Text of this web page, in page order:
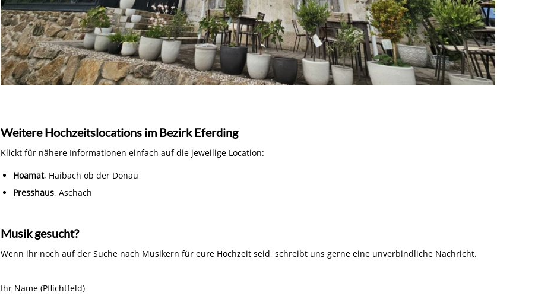
Weitere Hochzeitslocations im Bezirk Eferding
Klickt für nähere Informationen einfach auf die jeweilige Location:
Hoamat, Haibach ob der Donau
Presshaus, Aschach
Musik gesucht?
Wenn ihr noch auf der Suche nach Musikern für eure Hochzeit seid, schreibt uns gerne eine unverbindliche Nachricht.
Ihr Name (Pflichtfeld)